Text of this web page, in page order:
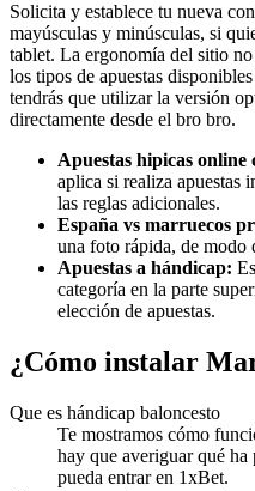
Solicita y establece tu nueva
mayúsculas y minúsculas, si
tablet. La ergonomía del sitio
los tipos de apuestas
tendrás que utilizar la versión
directamente desde el bro bro.
Apuestas hipicas online
aplica si realiza apuestas
las reglas adicionales.
España vs marruecos
una foto rápida, de modo
Apuestas a hándicap:
categoría en la parte
elección de apuestas.
¿Cómo instalar
Que es hándicap baloncesto
Te mostramos cómo
hay que averiguar qué
pueda entrar en 1xBet.